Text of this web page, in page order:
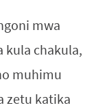
mwa
kula chakula,
muhimu
zetu katika